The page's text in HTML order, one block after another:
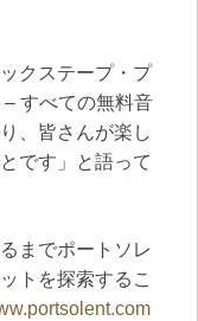
クステープ・プ
すべての無料音
、皆さんが楽し
です」と語って
までポートソレ
トを探索するこ